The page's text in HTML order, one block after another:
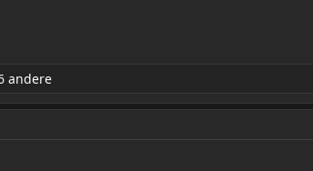
andere